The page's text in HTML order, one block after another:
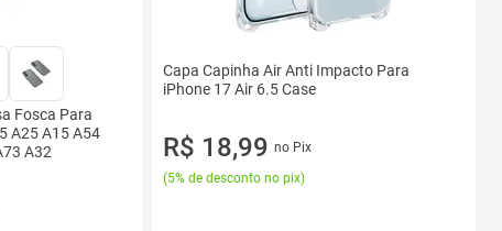
Fosca Para
A25 A15 A54
A32
Capa Capinha Air Anti Impacto Para
iPhone 17 Air 6.5 Case
R$ 18,99 no Pix
(5% de desconto no pix)